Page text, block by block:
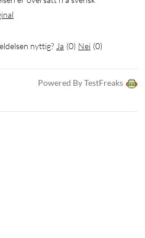
nyttig? Ja (0) Nei (0)
Powered By TestFreaks